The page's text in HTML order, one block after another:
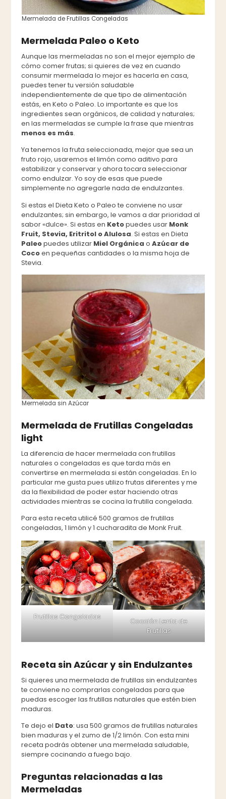
Mermelada de Frutillas Congeladas
Mermelada Paleo o Keto
Aunque las mermeladas no son el mejor ejemplo de
cómo comer frutas; si quieres de vez en cuando
consumir mermelada lo mejor es hacerla en casa,
puedes tener tu versión saludable
independientemente de que tipo de alimentación
estás, en Keto o Paleo. Lo importante es que los
ingredientes sean orgánicos, de calidad y naturales;
en las mermeladas se cumple la frase que mientras
menos es más.
Ya tenemos la fruta seleccionada, mejor que sea un
fruto rojo, usaremos el limón como aditivo para
estabilizar y conservar y ahora tocara seleccionar
como endulzar. Yo soy de esas que puede
simplemente no agregarle nada de endulzantes.
Si estas el Dieta Keto o Paleo te conviene no usar
endulzantes; sin embargo, le vamos a dar prioridad al
sabor «dulce». Si estas en Ketopuedes usar Monk
Fruit, Stevia, Eritritol o Alulosa. Si estas en Dieta
Paleopuedes utilizar Miel Orgánica oAzúcar de
Cocoen pequeñas cantidades o la misma hoja de
Stevia.
Mermelada sin Azúcar
Mermelada de Frutillas Congeladas
light
La diferencia de hacer mermelada con frutillas
naturales o congeladas es que tarda más en
convertirse en mermelada si están congeladas. En lo
particular me gusta pues utilizo frutas diferentes y me
da la flexibilidad de poder estar haciendo otras
actividades mientras se cocina la frutilla congelada.
Para esta receta utilicé 500 gramos de frutillas
congeladas, 1 limón y 1 cucharadita de Monk Fruit.
Frutillas Congeladas
Cocción Lenta de
Frutillas
Receta sin Azúcar y sin Endulzantes
Si quieres una mermelada de frutillas sin endulzantes
te conviene no comprarlas congeladas para que
puedas escoger las frutillas naturales que estén bien
maduras.
Te dejo el Dato: usa 500 gramos de frutillas naturales
bien maduras y el zumo de 1/2 limón. Con esta mini
receta podrás obtener una mermelada saludable,
siempre cocinando a fuego bajo.
Preguntas relacionadas a las
Mermeladas